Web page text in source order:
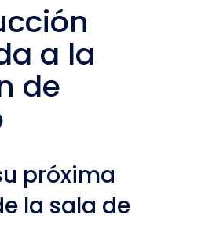
a la
de
próxima
la sala de